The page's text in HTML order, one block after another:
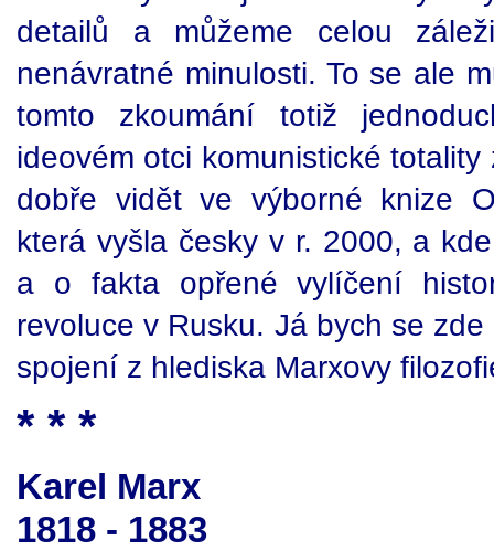
detailů a můžeme celou
nenávratné minulosti. To se ale
tomto zkoumání totiž
ideovém otci komunistické
dobře vidět ve výborné knize
která vyšla česky v r. 2000, a
a o fakta opřené vylíčení
revoluce v Rusku. Já bych se
spojení z hlediska Marxovy
* * *
Karel Marx
1818 - 1883